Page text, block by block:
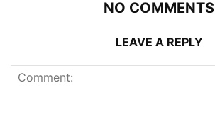
NO COMMENTS
LEAVE A REPLY